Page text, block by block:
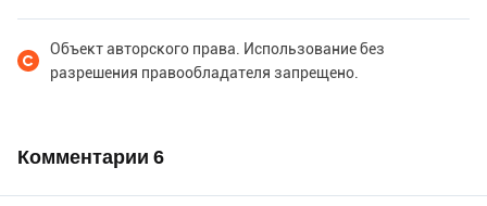
Объект авторского права. Использование без
разрешения правообладателя запрещено.
Комментарии 6